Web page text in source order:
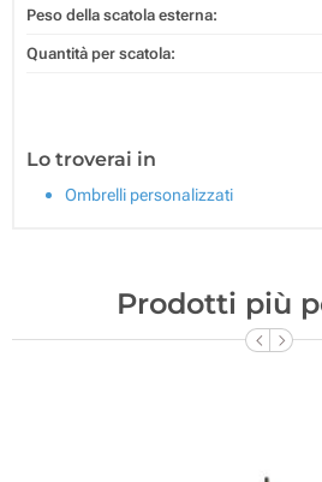
Peso della scatola esterna:
Quantità per scatola:
Lo troverai in
Ombrelli personalizzati
Prodotti più